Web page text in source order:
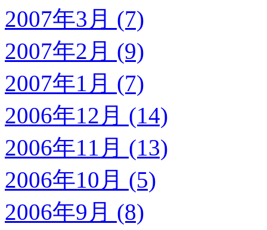
2007年3月 (7)
2007年2月 (9)
2007年1月 (7)
2006年12月 (14)
2006年11月 (13)
2006年10月 (5)
2006年9月 (8)